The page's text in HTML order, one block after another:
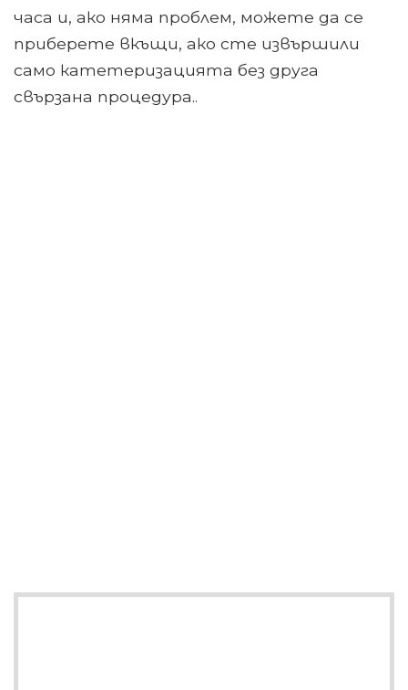
часа и, ако няма проблем, можете да се
приберете вкъщи, ако сте извършили
само катетеризацията без друга
свързана процедура..